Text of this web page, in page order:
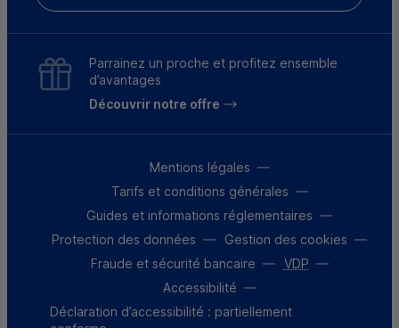
Parrainez un proche et profitez ensemble
d’avantages
Découvrir notre offre
Mentions légales
Tarifs et conditions générales
Guides et informations réglementaires
Protection des données
Gestion des cookies
Fraude et sécurité bancaire
VDP
Accessibilité
Déclaration d’accessibilité : partiellement